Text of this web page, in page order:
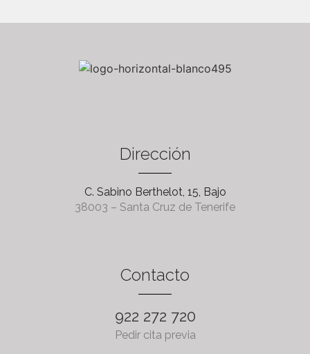
Dirección
C. Sabino Berthelot, 15, Bajo
38003 – Santa Cruz de Tenerife
Contacto
922 272 720
Pedir cita previa